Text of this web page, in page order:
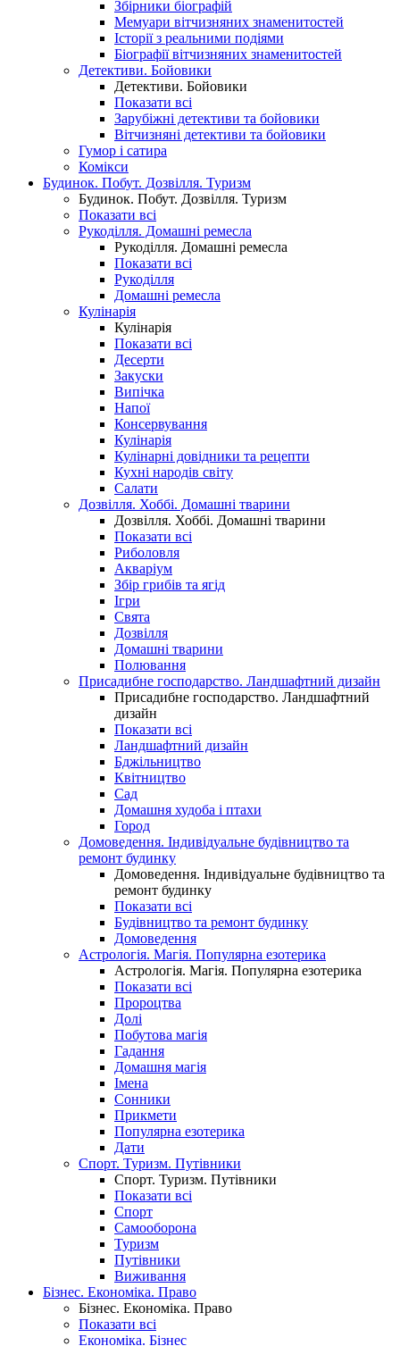
Збірники біографій
Мемуари вітчизняних знаменитостей
Історії з реальними подіями
Біографії вітчизняних знаменитостей
Детективи. Бойовики
Детективи. Бойовики
Показати всі
Зарубіжні детективи та бойовики
Вітчизняні детективи та бойовики
Гумор і сатира
Комікси
Будинок. Побут. Дозвілля. Туризм
Будинок. Побут. Дозвілля. Туризм
Показати всі
Рукоділля. Домашні ремесла
Рукоділля. Домашні ремесла
Показати всі
Рукоділля
Домашні ремесла
Кулінарія
Кулінарія
Показати всі
Десерти
Закуски
Випічка
Напої
Консервування
Кулінарія
Кулінарні довідники та рецепти
Кухні народів світу
Салати
Дозвілля. Хоббі. Домашні тварини
Дозвілля. Хоббі. Домашні тварини
Показати всі
Риболовля
Акваріум
Збір грибів та ягід
Ігри
Свята
Дозвілля
Домашні тварини
Полювання
Присадибне господарство. Ландшафтний дизайн
Присадибне господарство. Ландшафтний
дизайн
Показати всі
Ландшафтний дизайн
Бджільництво
Квітництво
Сад
Домашня худоба і птахи
Город
Домоведення. Індивідуальне будівництво та
ремонт будинку
Домоведення. Індивідуальне будівництво та
ремонт будинку
Показати всі
Будівництво та ремонт будинку
Домоведення
Астрологія. Магія. Популярна езотерика
Астрологія. Магія. Популярна езотерика
Показати всі
Пророцтва
Долі
Побутова магія
Гадання
Домашня магія
Імена
Сонники
Прикмети
Популярна езотерика
Дати
Спорт. Туризм. Путівники
Спорт. Туризм. Путівники
Показати всі
Спорт
Самооборона
Туризм
Путівники
Виживання
Бізнес. Економіка. Право
Бізнес. Економіка. Право
Показати всі
Економіка. Бізнес